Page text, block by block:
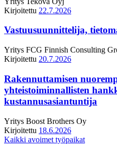
Kirjoitettu 22.7.2026
Vastuusuunnittelija,
Yritys FCG Finnish Consulting
Kirjoitettu 20.7.2026
Rakennuttamisen
yhteistoiminnallisten
kustannusasiantuntija
Yritys Boost Brothers Oy
Kirjoitettu 18.6.2026
Kaikki avoimet työpaikat